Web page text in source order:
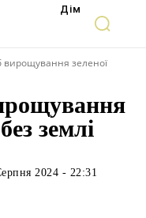
Дім
вирощування зеленої
землі
2024 - 22:31